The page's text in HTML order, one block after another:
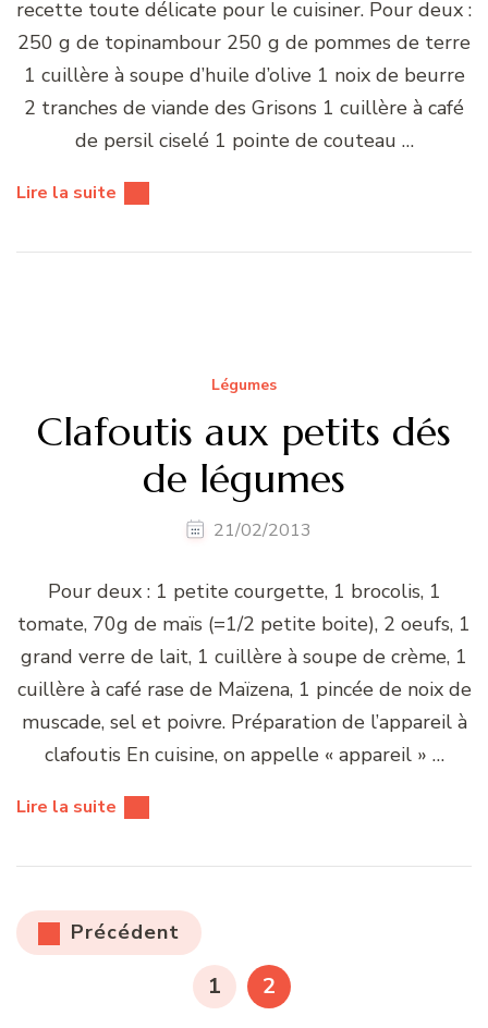
recette toute délicate pour le cuisiner. Pour deux :
250 g de topinambour 250 g de pommes de terre
1 cuillère à soupe d’huile d’olive 1 noix de beurre
2 tranches de viande des Grisons 1 cuillère à café
de persil ciselé 1 pointe de couteau …
Lire la suite
Légumes
Clafoutis aux petits dés
de légumes
21/02/2013
Pour deux : 1 petite courgette, 1 brocolis, 1
tomate, 70g de maïs (=1/2 petite boite), 2 oeufs, 1
grand verre de lait, 1 cuillère à soupe de crème, 1
cuillère à café rase de Maïzena, 1 pincée de noix de
muscade, sel et poivre. Préparation de l’appareil à
clafoutis En cuisine, on appelle « appareil » …
Lire la suite
Pagination
des
Précédent
PAGE
1 PAGE
2